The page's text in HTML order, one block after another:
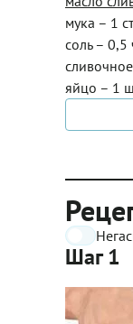
мука – 1
соль – 0,5
яйцо – 1
Шаг 1